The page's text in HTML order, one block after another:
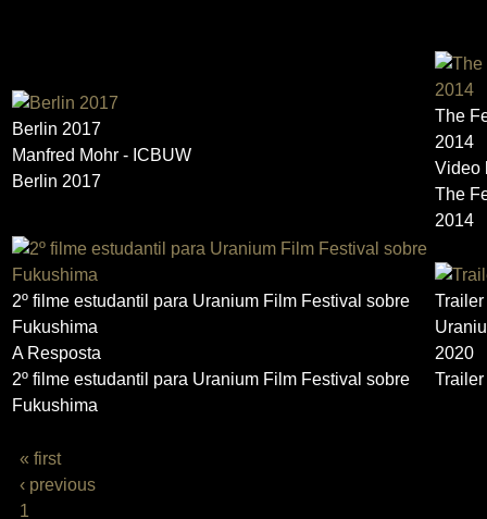
Berlin 2017
Manfred Mohr - ICBUW
Berlin 2017
The
2014
Video
The
2014
2º filme estudantil para Uranium Film Festival sobre
Fukushima
A Resposta
2º filme estudantil para Uranium Film Festival sobre
Fukushima
Trailer
2020
Trailer
PAGES
« first
‹ previous
1